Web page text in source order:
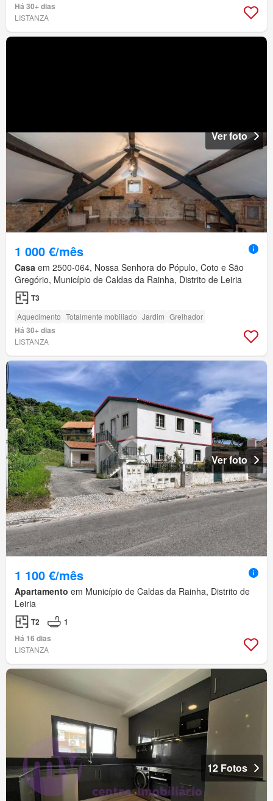
Há 30+ dias
LISTANZA
Ver foto
1 000 €/mês
Casa em 2500-064, Nossa Senhora do Pópulo, Coto e São
Gregório, Município de Caldas da Rainha, Distrito de Leiria
T3
Aquecimento Totalmente mobiliado Jardim Grelhador
Há 30+ dias
LISTANZA
Ver foto
1 100 €/mês
Apartamento em Município de Caldas da Rainha, Distrito de
Leiria
T2
1
Há 16 dias
LISTANZA
12 Fotos